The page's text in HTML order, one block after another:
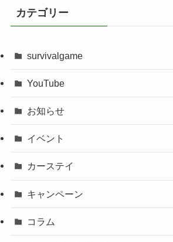
カテゴリー
survivalgame
YouTube
お知らせ
イベント
カーステイ
キャンペーン
コラム